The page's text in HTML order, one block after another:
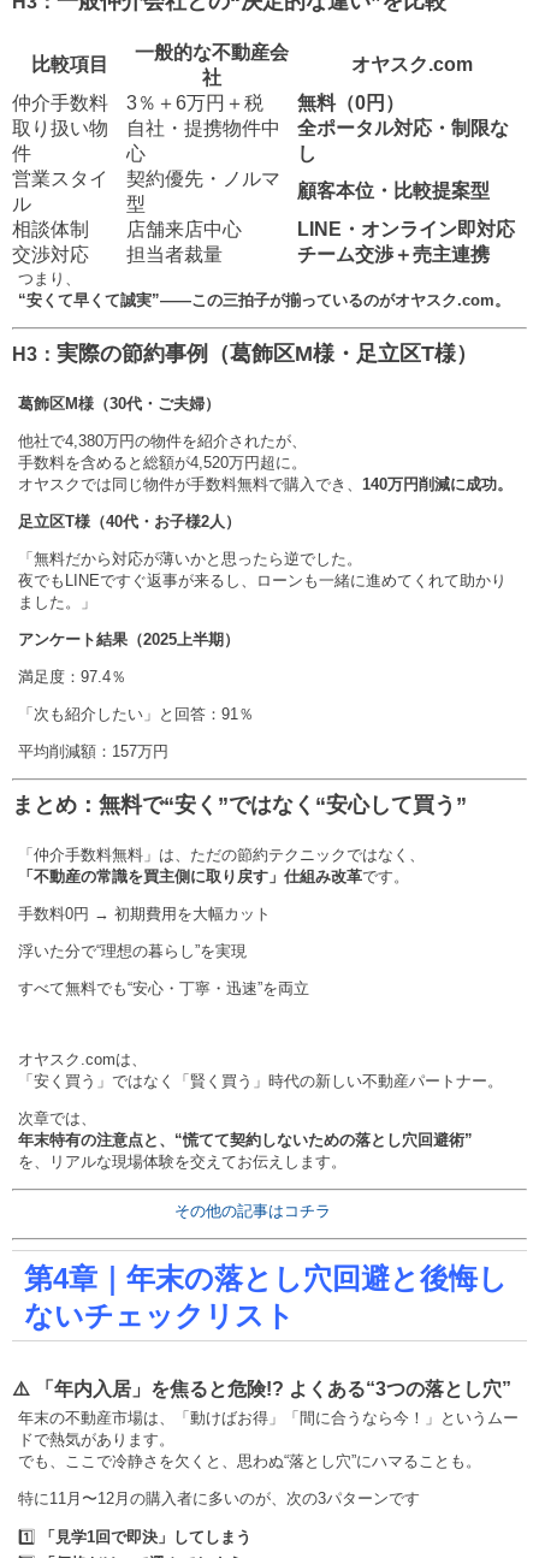
比較項目
一般的な不動産会
社
オヤスク.com
仲介手数料
3％＋6万円＋税
無料（0円）
取り扱い物
件
自社・提携物件中
心
全ポータル対応・制限な
し
営業スタイ
ル
契約優先・ノルマ
型
顧客本位・比較提案型
相談体制
店舗来店中心
LINE・オンライン即対応
交渉対応
担当者裁量 チーム交渉＋売主連携
つまり、
“安くて早くて誠実”——この三拍子が揃っているのがオヤスク.com。
H3： 実際の節約事例（葛飾区M様・足立区T様）
葛飾区M様（30代・ご夫婦）
他社で4,380万円の物件を紹介されたが、
手数料を含めると総額が4,520万円超に。
オヤスクでは同じ物件が手数料無料で購入でき、 140万円削減に成功。
足立区T様（40代・お子様2人）
「無料だから対応が薄いかと思ったら逆でした。
夜でもLINEですぐ返事が来るし、ローンも一緒に進めてくれて助かり
ました。」
アンケート結果（2025上半期）
満足度：97.4％
「次も紹介したい」と回答：91％
平均削減額：157万円
まとめ：無料で“安く”ではなく“安心して買う”
「仲介手数料無料」は、ただの節約テクニックではなく、
「不動産の常識を買主側に取り戻す」仕組み改革です。
手数料0円 → 初期費用を大幅カット
浮いた分で“理想の暮らし”を実現
すべて無料でも“安心・丁寧・迅速”を両立
オヤスク.comは、
「安く買う」ではなく「賢く買う」時代の新しい不動産パートナー。
次章では、
年末特有の注意点と、“慌てて契約しないための落とし穴回避術”
を、リアルな現場体験を交えてお伝えします。
その他の記事はコチラ
第4章｜年末の落とし穴回避と後悔し
ないチェックリスト
⚠️ 「年内入居」を焦ると危険!? よくある“3つの落とし穴”
年末の不動産市場は、「動けばお得」「間に合うなら今！」というムー
ドで熱気があります。
でも、ここで冷静さを欠くと、思わぬ“落とし穴”にハマることも。
特に11月〜12月の購入者に多いのが、次の3パターンです
1️⃣
「見学1回で即決」してしまう